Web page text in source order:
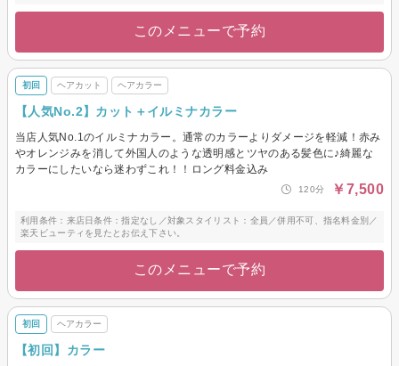
このメニューで予約
初回 ヘアカット ヘアカラー
【人気No.2】カット＋イルミナカラー
当店人気No.1のイルミナカラー。通常のカラーよりダメージを軽減！赤み
やオレンジみを消して外国人のような透明感とツヤのある髪色に♪綺麗な
カラーにしたいなら迷わずこれ！！ロング料金込み
120分 ￥7,500
利用条件：来店日条件：指定なし／対象スタイリスト：全員／併用不可、指名料金別／
楽天ビューティを見たとお伝え下さい。
このメニューで予約
初回 ヘアカラー
【初回】カラー